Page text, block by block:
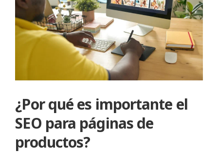
¿Por qué es importante el
SEO para páginas de
productos?